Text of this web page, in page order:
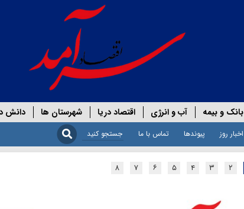
بانک و بیمه آب و انرژی اقتصاد دریا شهرستان ها دانش
اخبار روز پیوندها تماس با ما
۲ ۳ ۴ ۵ ۶ ۷ ۸